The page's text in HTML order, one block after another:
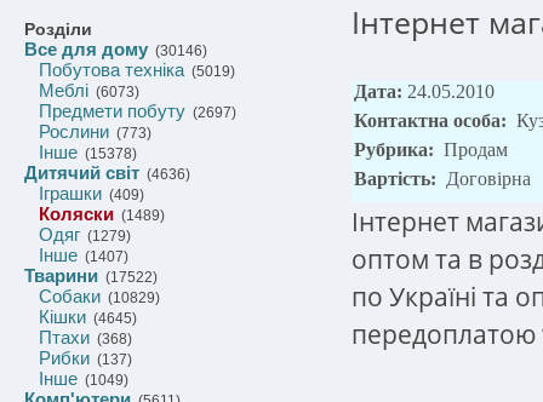
Розділи
Все для дому (30146)
Побутова техніка(5019)
Меблі (6073)
Предмети побуту (2697)
Рослини (773)
Інше (15378)
Дитячий світ (4636)
Іграшки (409)
Коляски (1489)
Одяг (1279)
Інше (1407)
Тварини (17522)
Собаки (10829)
Кішки (4645)
Птахи (368)
Рибки (137)
Інше (1049)
Інтернет
Дата: 24.05.2010
Контактна особа:
Рубрика: Продам
Вартість: Договірна
Інтернет
оптом та в
по Україні та